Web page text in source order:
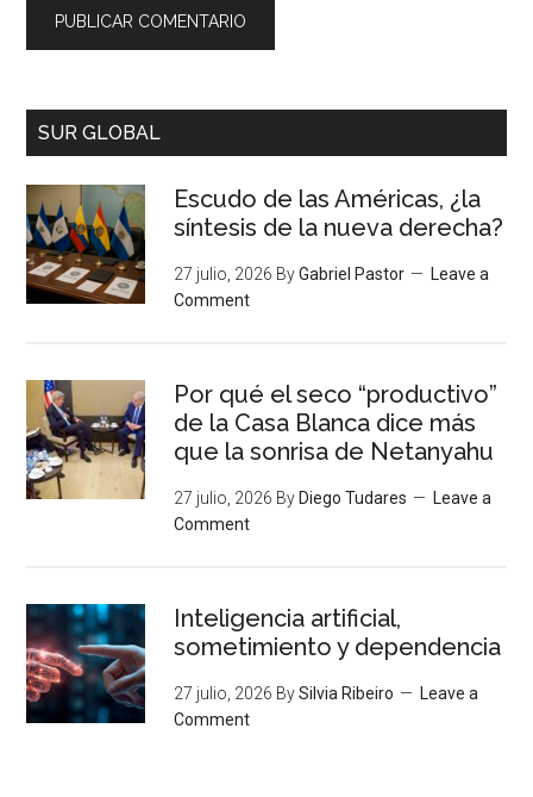
SUR GLOBAL
Escudo de las Américas, ¿la
síntesis de la nueva derecha?
27 julio, 2026 ByGabriel Pastor
Leave a
Comment
Por qué el seco “productivo”
de la Casa Blanca dice más
que la sonrisa de Netanyahu
27 julio, 2026 By Diego Tudares
Leave a
Comment
Inteligencia artificial,
sometimiento y dependencia
27 julio, 2026 BySilvia Ribeiro
Leave a
Comment